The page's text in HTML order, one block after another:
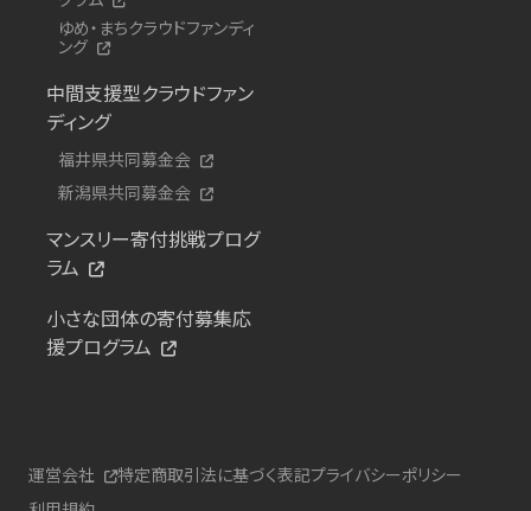
ゆめ・まちクラウドファンディ
ング
中間支援型クラウドファン
ディング
福井県共同募金会
新潟県共同募金会
マンスリー寄付挑戦プログ
ラム
小さな団体の寄付募集応
援プログラム
運営会社 特定商取引法に基づく表記プライバシーポリシー